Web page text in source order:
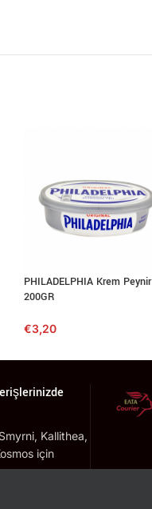
PHILADELPHIA Krem Peynir
200GR
€3,20
Kallithea,
için